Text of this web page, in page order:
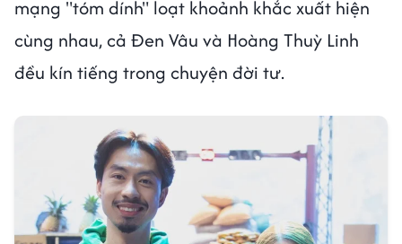
mạng "tóm dính" loạt khoảnh khắc xuất hiện
cùng nhau, cả Đen Vâu và Hoàng Thuỳ Linh
đều kín tiếng trong chuyện đời tư.